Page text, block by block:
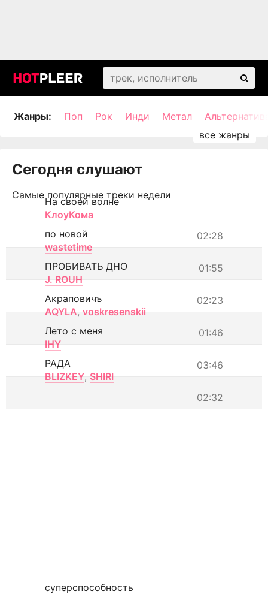
Жанры: Поп Рок Инди Метал
Сегодня слушают
Самые популярные треки недели
На своей волне
КлоуКома
02:28
по новой
wastetime
01:55
ПРОБИВАТЬ ДНО
J. ROUH
02:23
Акраповичъ
AQYLA, voskresenskii
01:46
Лето с меня
IHY
03:46
РАДА
BLIZKEY, SHIRI
02:32
суперспособность